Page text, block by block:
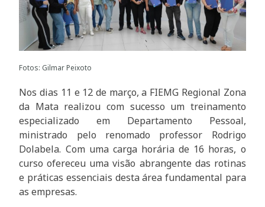
Fotos: Gilmar Peixoto
Nos dias 11 e 12 de março, a FIEMG Regional Zona
da Mata realizou com sucesso um treinamento
especializado em Departamento Pessoal,
ministrado pelo renomado professor Rodrigo
Dolabela. Com uma carga horária de 16 horas, o
curso ofereceu uma visão abrangente das rotinas
e práticas essenciais desta área fundamental para
as empresas.